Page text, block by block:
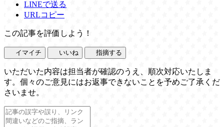
LINEで送る
URLコピー
この記事を評価しよう！
イマイチ いいね 指摘する
いただいた内容は担当者が確認のうえ、順次対応いたしま
す。個々のご意見にはお返事できないことを予めご了承くだ
さいませ。